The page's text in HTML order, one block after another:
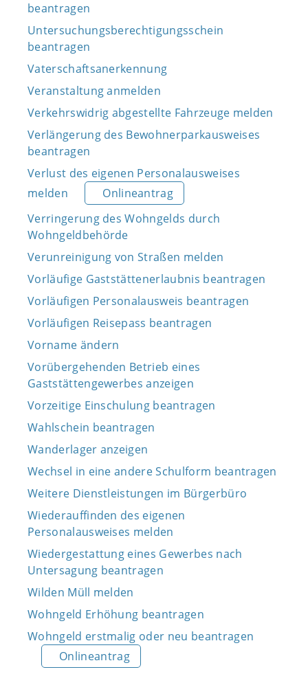
beantragen
Untersuchungsberechtigungsschein
beantragen
Vaterschaftsanerkennung
Veranstaltung anmelden
Verkehrswidrig abgestellte Fahrzeuge melden
Verlängerung des Bewohnerparkausweises
beantragen
Verlust des eigenen Personalausweises
melden
Onlineantrag
Verringerung des Wohngelds durch
Wohngeldbehörde
Verunreinigung von Straßen melden
Vorläufige Gaststättenerlaubnis beantragen
Vorläufigen Personalausweis beantragen
Vorläufigen Reisepass beantragen
Vorname ändern
Vorübergehenden Betrieb eines
Gaststättengewerbes anzeigen
Vorzeitige Einschulung beantragen
Wahlschein beantragen
Wanderlager anzeigen
Wechsel in eine andere Schulform beantragen
Weitere Dienstleistungen im Bürgerbüro
Wiederauffinden des eigenen
Personalausweises melden
Wiedergestattung eines Gewerbes nach
Untersagung beantragen
Wilden Müll melden
Wohngeld Erhöhung beantragen
Wohngeld erstmalig oder neu beantragen
Onlineantrag